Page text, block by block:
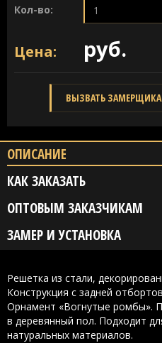
Кол-во:
Цена: руб.
ВЫЗВАТЬ ЗАМЕРЩИКА
ОПИСАНИЕ
КАК ЗАКАЗАТЬ
ОПТОВЫМ ЗАКАЗЧИКАМ
ЗАМЕР И УСТАНОВКА
Решетка из стали,
Конструкция с задней
Орнамент «Вогнутые ромбы».
в деревянный пол. Подходит
натуральных материалов.